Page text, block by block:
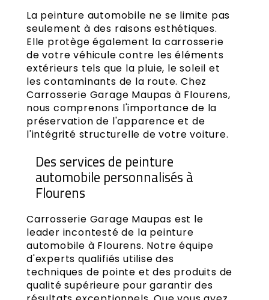
La peinture automobile ne se limite pas
seulement à des raisons esthétiques.
Elle protège également la carrosserie
de votre véhicule contre les éléments
extérieurs tels que la pluie, le soleil et
les contaminants de la route. Chez
Carrosserie Garage Maupas à Flourens,
nous comprenons l'importance de la
préservation de l'apparence et de
l'intégrité structurelle de votre voiture.
Des services de peinture
automobile personnalisés à
Flourens
Carrosserie Garage Maupas est le
leader incontesté de la peinture
automobile à Flourens. Notre équipe
d'experts qualifiés utilise des
techniques de pointe et des produits de
qualité supérieure pour garantir des